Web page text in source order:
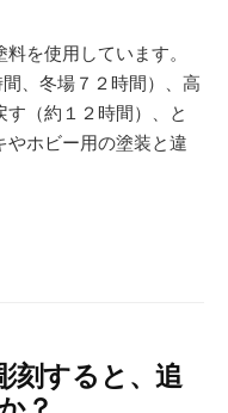
を使用しています。
、冬場７２時間）、高
（約１２時間）、と
やホビー用の塗装と違
刻すると、追